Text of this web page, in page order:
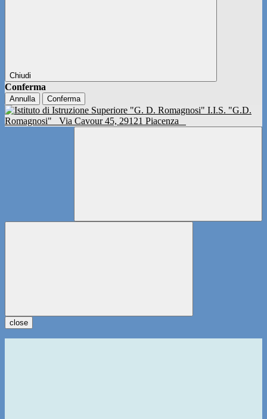
Chiudi
Conferma
Annulla Conferma
I.I.S. "G.D.
Romagnosi"
Via Cavour 45, 29121 Piacenza
close